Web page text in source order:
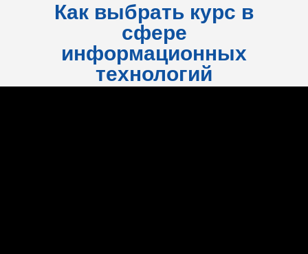
Как выбрать курс в
сфере
информационных
технологий